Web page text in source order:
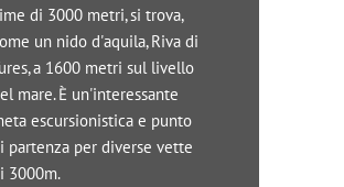
di 3000 metri, si trova,
un nido d'aquila, Riva di
a 1600 metri sul livello
mare. È un'interessante
escursionistica e punto
partenza per diverse vette
3000m.